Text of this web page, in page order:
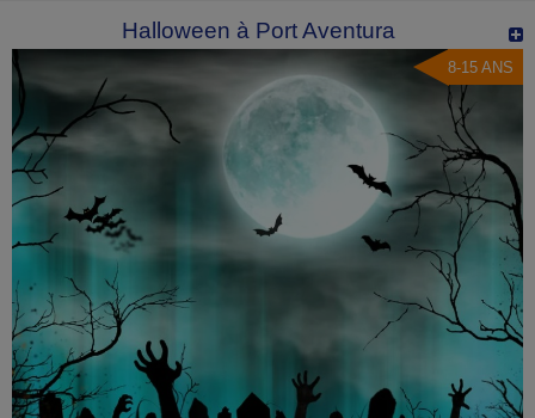
Halloween à Port Aventura
8-15 ANS